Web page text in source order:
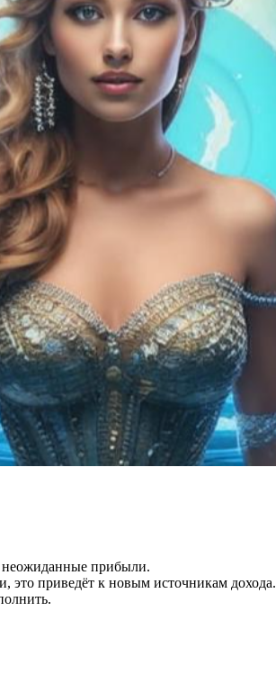
неожиданные прибыли.
это приведёт к новым источникам дохода.